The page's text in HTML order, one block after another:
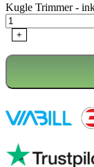
Kugle Trimmer -
+